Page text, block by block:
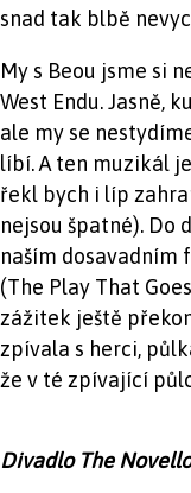
snad tak blbě
My s Beou jsme si
West Endu. Jasně,
ale my se
líbí. A ten muzikál
řekl bych i líp
nejsou špatné). Do
naším dosavadním
(The Play That
zážitek ještě
zpívala s herci,
že v té zpívající
Divadlo The